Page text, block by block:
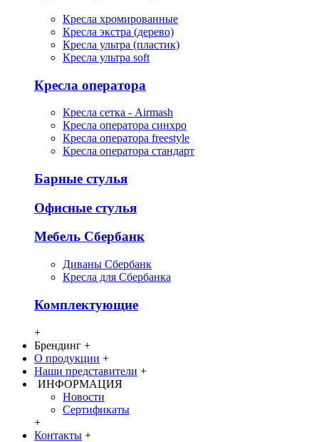
Кресла хромированные
Кресла экстра (дерево)
Кресла ультра (пластик)
Кресла ультра soft
Кресла оператора
Кресла сетка - Airmash
Кресла оператора синхро
Кресла оператора freestyle
Кресла оператора стандарт
Барные стулья
Офисные стулья
Мебель Сбербанк
Диваны Сбербанк
Кресла для Сбербанка
Комплектующие
+
Брендинг +
О продукции +
Наши представители +
ИНФОРМАЦИЯ
Новости
Сертификаты
+
Контакты +